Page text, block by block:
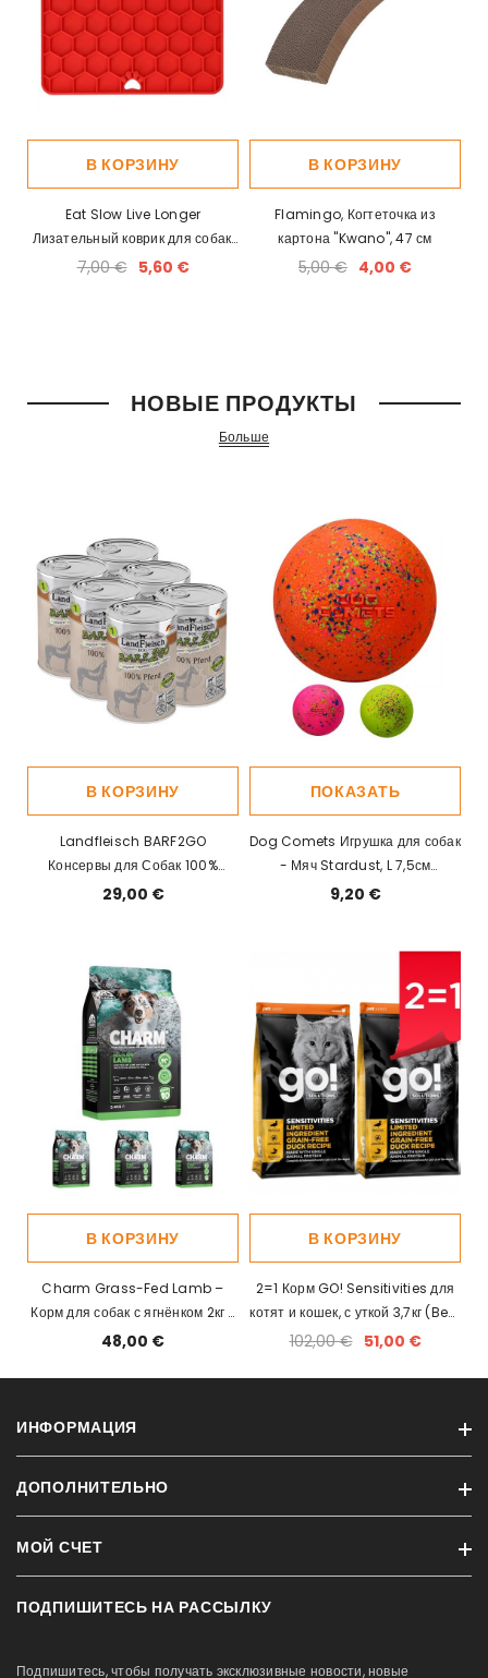
В КОРЗИНУ
Eat Slow Live Longer
Лизательный коврик для собак,
красный 18x18см
7,00 € 5,60 €
В КОРЗИНУ
Flamingo, Когтеточка из
картона "Kwano", 47 см
5,00 € 4,00 €
НОВЫЕ ПРОДУКТЫ
Больше
В КОРЗИНУ
Landfleisch BARF2GO
Консервы для Собак 100%
Конина 400г x6
29,00 €
ПОКАЗАТЬ
Dog Comets Игрушка для собак
- Мяч Stardust, L 7,5см
(плавает)
9,20 €
В КОРЗИНУ
Charm Grass-Fed Lamb –
Корм для собак с ягнёнком 2кг x
4
48,00 €
В КОРЗИНУ
2=1 Корм GO! Sensitivities для
котят и кошек, с уткой 3,7кг (Best
before 21/08/2025)
102,00 € 51,00 €
ИНФОРМАЦИЯ
Для заводчиков
Нашы магазины
Связаться с нами
ДОПОЛНИТЕЛЬНО
Бренды
Новые продукты
МОЙ СЧЕТ
Профиль
ПОДПИШИТЕСЬ НА РАССЫЛКУ
Подпишитесь, чтобы получать эксклюзивные новости, новые